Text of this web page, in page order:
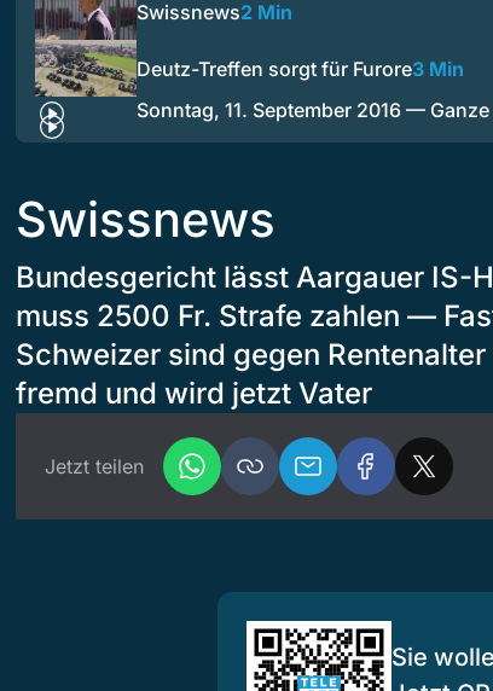
Swissnews2 Min
Deutz-Treffen sorgt für Furore3 Min
Sonntag, 11. September 2016 —
Swissnews
Bundesgericht lässt Aargauer
muss 2500 Fr. Strafe zahlen —
Schweizer sind gegen
fremd und wird jetzt Vater
Jetzt teilen
Sie